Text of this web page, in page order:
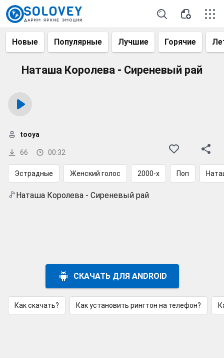
Новые Популярные Лучшие Горячие
Наташа Королева - Сиреневый рай
66 00:32
tooya
Эстрадные Женский голос 2000-х Поп
Наташа Королева - Сиреневый рай
СКАЧАТЬ ДЛЯ ANDROID
Как скачать? Как установить рингтон на телефон?